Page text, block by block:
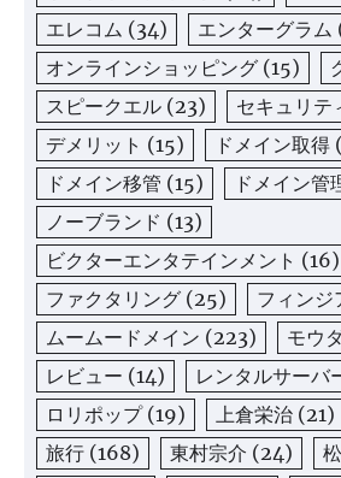
エレコム (34) エンターグラム
オンラインショッピング (15)
スピークエル (23) セキュリテ
デメリット (15) ドメイン取得
ドメイン移管 (15) ドメイン管
ノーブランド (13)
ビクターエンタテインメント (16)
ファクタリング (25) フィンジ
ムームードメイン (223) モウ
レビュー (14) レンタルサーバ
ロリポップ(19) 上倉栄治 (21)
旅行 (168) 東村宗介 (24)